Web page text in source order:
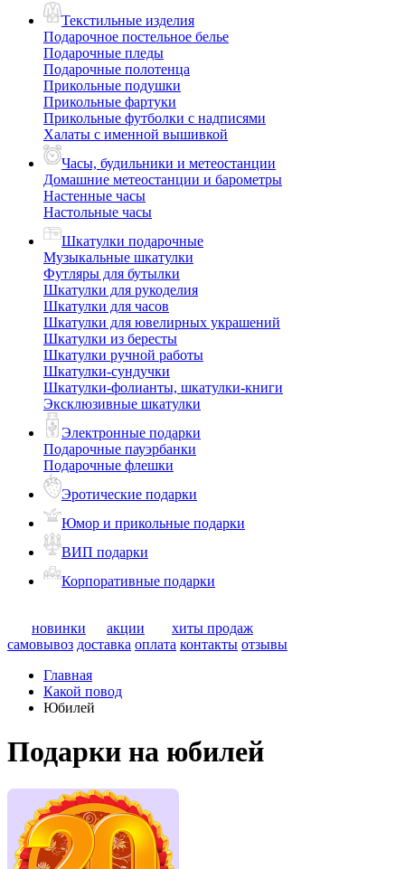
Текстильные изделия
Подарочное постельное белье
Подарочные пледы
Подарочные полотенца
Прикольные подушки
Прикольные фартуки
Прикольные футболки с надписями
Халаты с именной вышивкой
Часы, будильники и метеостанции
Домашние метеостанции и барометры
Настенные часы
Настольные часы
Шкатулки подарочные
Музыкальные шкатулки
Футляры для бутылки
Шкатулки для рукоделия
Шкатулки для часов
Шкатулки для ювелирных украшений
Шкатулки из бересты
Шкатулки ручной работы
Шкатулки-сундучки
Шкатулки-фолианты, шкатулки-книги
Эксклюзивные шкатулки
Электронные подарки
Подарочные пауэрбанки
Подарочные флешки
Эротические подарки
Юмор и прикольные подарки
ВИП подарки
Корпоративные подарки
новинки акции
хиты продаж
самовывоз доставка оплата контакты отзывы
Главная
Какой повод
Юбилей
Подарки на юбилей